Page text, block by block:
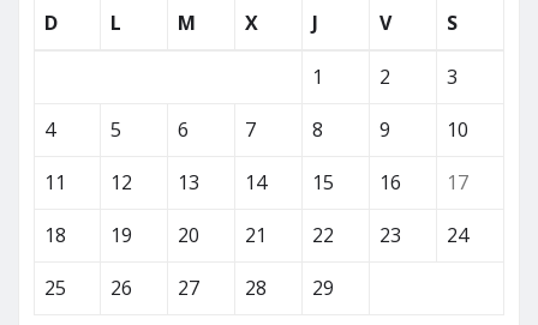
D
L M X J V S
1 2
3
4
5 6 7 8 9
10
11
12 13 14 15 16
17
18
19 20 21 22 23
24
25
26 27 28 29